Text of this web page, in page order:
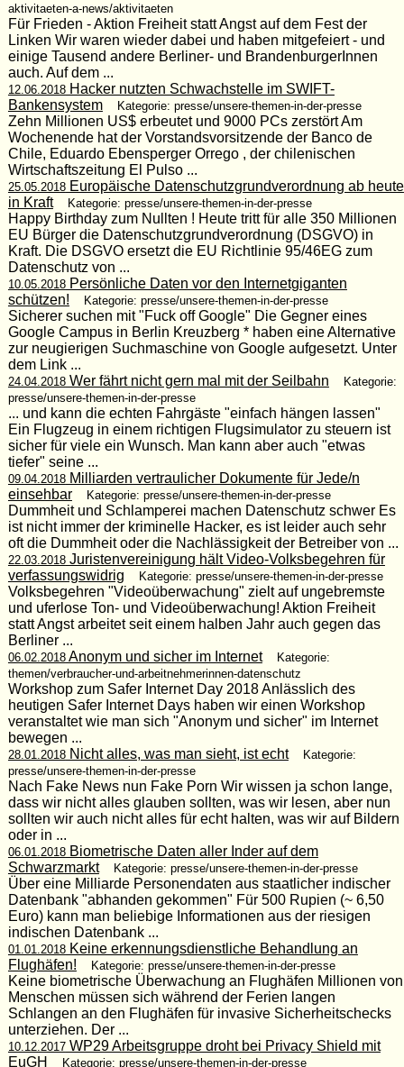
aktivitaeten-a-news/aktivitaeten
Für Frieden - Aktion Freiheit statt Angst auf dem Fest der
Linken Wir waren wieder dabei und haben mitgefeiert - und
einige Tausend andere Berliner- und BrandenburgerInnen
auch. Auf dem ...
12.06.2018Hacker nutzten Schwachstelle im SWIFT-
Bankensystem
Kategorie: presse/unsere-themen-in-der-presse
Zehn Millionen US$ erbeutet und 9000 PCs zerstört Am
Wochenende hat der Vorstandsvorsitzende der Banco de
Chile, Eduardo Ebensperger Orrego , der chilenischen
Wirtschaftszeitung El Pulso ...
25.05.2018Europäische Datenschutzgrundverordnung ab heute
in Kraft
Kategorie: presse/unsere-themen-in-der-presse
Happy Birthday zum Nullten ! Heute tritt für alle 350 Millionen
EU Bürger die Datenschutzgrundverordnung (DSGVO) in
Kraft. Die DSGVO ersetzt die EU Richtlinie 95/46EG zum
Datenschutz von ...
10.05.2018Persönliche Daten vor den Internetgiganten
schützen!
Kategorie: presse/unsere-themen-in-der-presse
Sicherer suchen mit "Fuck off Google" Die Gegner eines
Google Campus in Berlin Kreuzberg * haben eine Alternative
zur neugierigen Suchmaschine von Google aufgesetzt. Unter
dem Link ...
24.04.2018Wer fährt nicht gern mal mit der Seilbahn
Kategorie:
presse/unsere-themen-in-der-presse
... und kann die echten Fahrgäste "einfach hängen lassen"
Ein Flugzeug in einem richtigen Flugsimulator zu steuern ist
sicher für viele ein Wunsch. Man kann aber auch "etwas
tiefer" seine ...
09.04.2018Milliarden vertraulicher Dokumente für Jede/n
einsehbar
Kategorie: presse/unsere-themen-in-der-presse
Dummheit und Schlamperei machen Datenschutz schwer Es
ist nicht immer der kriminelle Hacker, es ist leider auch sehr
oft die Dummheit oder die Nachlässigkeit der Betreiber von ...
22.03.2018Juristenvereinigung hält Video-Volksbegehren für
verfassungswidrig
Kategorie: presse/unsere-themen-in-der-presse
Volksbegehren "Videoüberwachung" zielt auf ungebremste
und uferlose Ton- und Videoüberwachung! Aktion Freiheit
statt Angst arbeitet seit einem halben Jahr auch gegen das
Berliner ...
06.02.2018Anonym und sicher im Internet
Kategorie:
themen/verbraucher-und-arbeitnehmerinnen-datenschutz
Workshop zum Safer Internet Day 2018 Anlässlich des
heutigen Safer Internet Days haben wir einen Workshop
veranstaltet wie man sich "Anonym und sicher" im Internet
bewegen ...
28.01.2018Nicht alles, was man sieht, ist echt
Kategorie:
presse/unsere-themen-in-der-presse
Nach Fake News nun Fake Porn Wir wissen ja schon lange,
dass wir nicht alles glauben sollten, was wir lesen, aber nun
sollten wir auch nicht alles für echt halten, was wir auf Bildern
oder in ...
06.01.2018Biometrische Daten aller Inder auf dem
Schwarzmarkt
Kategorie: presse/unsere-themen-in-der-presse
Über eine Milliarde Personendaten aus staatlicher indischer
Datenbank "abhanden gekommen" Für 500 Rupien (~ 6,50
Euro) kann man beliebige Informationen aus der riesigen
indischen Datenbank ...
01.01.2018Keine erkennungsdienstliche Behandlung an
Flughäfen!
Kategorie: presse/unsere-themen-in-der-presse
Keine biometrische Überwachung an Flughäfen Millionen von
Menschen müssen sich während der Ferien langen
Schlangen an den Flughäfen für invasive Sicherheitschecks
unterziehen. Der ...
10.12.2017WP29 Arbeitsgruppe droht bei Privacy Shield mit
EuGH
Kategorie: presse/unsere-themen-in-der-presse